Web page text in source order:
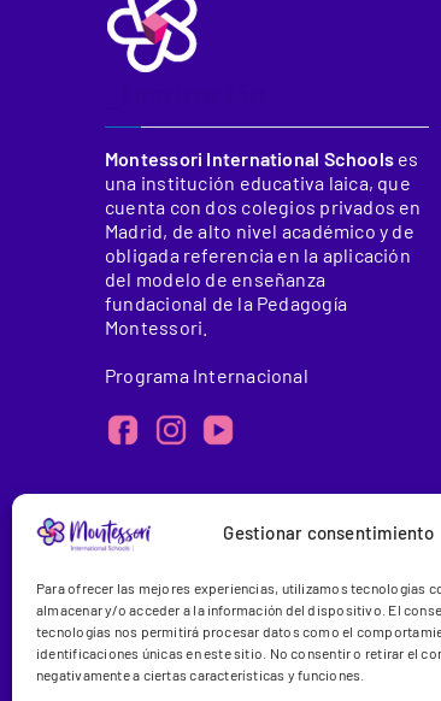
Gestionar consentimiento
Para ofrecer las mejores experiencias, utilizamos tecnologías
almacenar y/o acceder a la información del dispositivo. El
tecnologías nos permitirá procesar datos como el
identificaciones únicas en este sitio. No consentir o retirar el
negativamente a ciertas características y funciones.
Montessori International Schools es
una institución educativa laica, que
cuenta con dos colegios privados en
Madrid, de alto nivel académico y de
obligada referencia en la aplicación
del modelo de enseñanza
fundacional de la Pedagogía
Montessori.
Programa Internacional